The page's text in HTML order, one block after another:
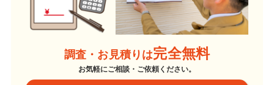
調査・お見積りは完全無料
お気軽にご相談・ご依頼ください。